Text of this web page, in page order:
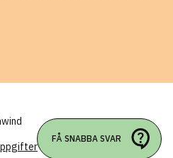
YOUTUBE
FÅ SNABBA SVAR